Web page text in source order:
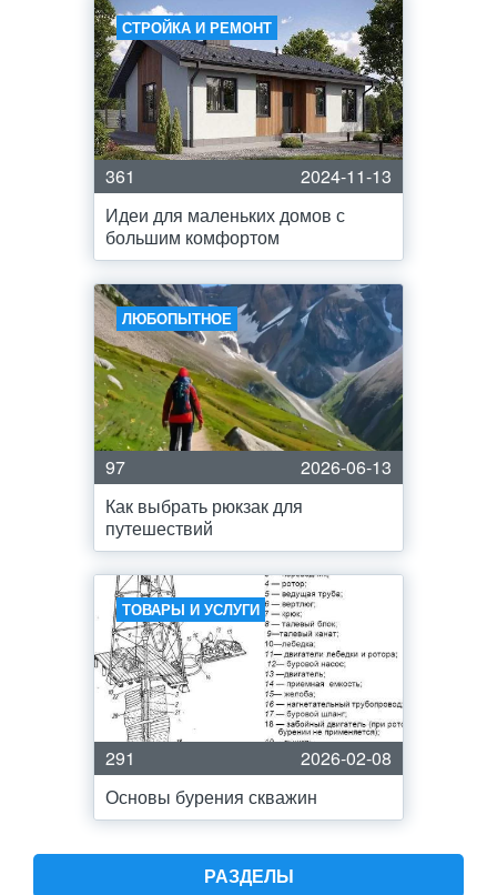
СТРОЙКА И РЕМОНТ
361
2024-11-13
Идеи для маленьких домов с
большим комфортом
ЛЮБОПЫТНОЕ
97
2026-06-13
Как выбрать рюкзак для
путешествий
ТОВАРЫ И УСЛУГИ
291
2026-02-08
Основы бурения скважин
РАЗДЕЛЫ